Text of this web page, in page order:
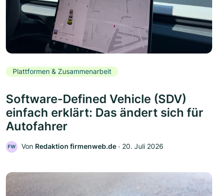
Plattformen & Zusammenarbeit
Software-Defined Vehicle (SDV)
einfach erklärt: Das ändert sich für
Autofahrer
FW Von Redaktion firmenweb.de ‧ 20. Juli 2026